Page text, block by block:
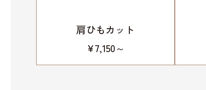
肩ひもカット
¥7,150～